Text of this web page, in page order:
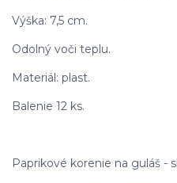
Výška: 7,5 cm.
Odolný voči teplu.
Materiál: plast.
Balenie 12 ks.
Paprikové korenie na guláš -